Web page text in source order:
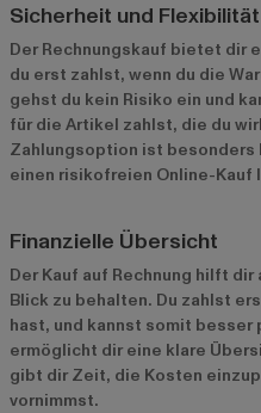
Sicherheit und Flexibilität
Der Rechnungskauf bietet dir
du erst zahlst, wenn du die
gehst du kein Risiko ein und
für die Artikel zahlst, die du
Zahlungsoption ist besonders
einen risikofreien Online-Kauf
Finanzielle Übersicht
Der Kauf auf Rechnung hilft
Blick zu behalten. Du zahlst
hast, und kannst somit
ermöglicht dir eine klare
gibt dir Zeit, die Kosten
vornimmst.